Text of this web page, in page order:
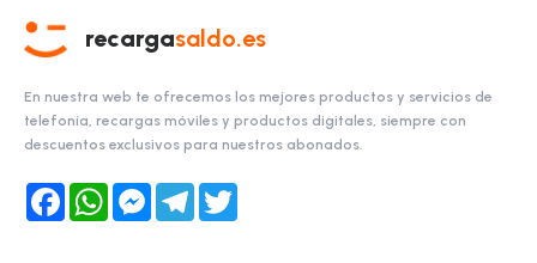
recargasaldo.es
En nuestra web te ofrecemos los mejores productos y servicios de
telefonía, recargas móviles y productos digitales, siempre con
descuentos exclusivos para nuestros abonados.
FacebookWhatsAppMessengerTelegram